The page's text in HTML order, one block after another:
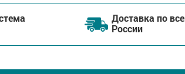
Доставка по
России